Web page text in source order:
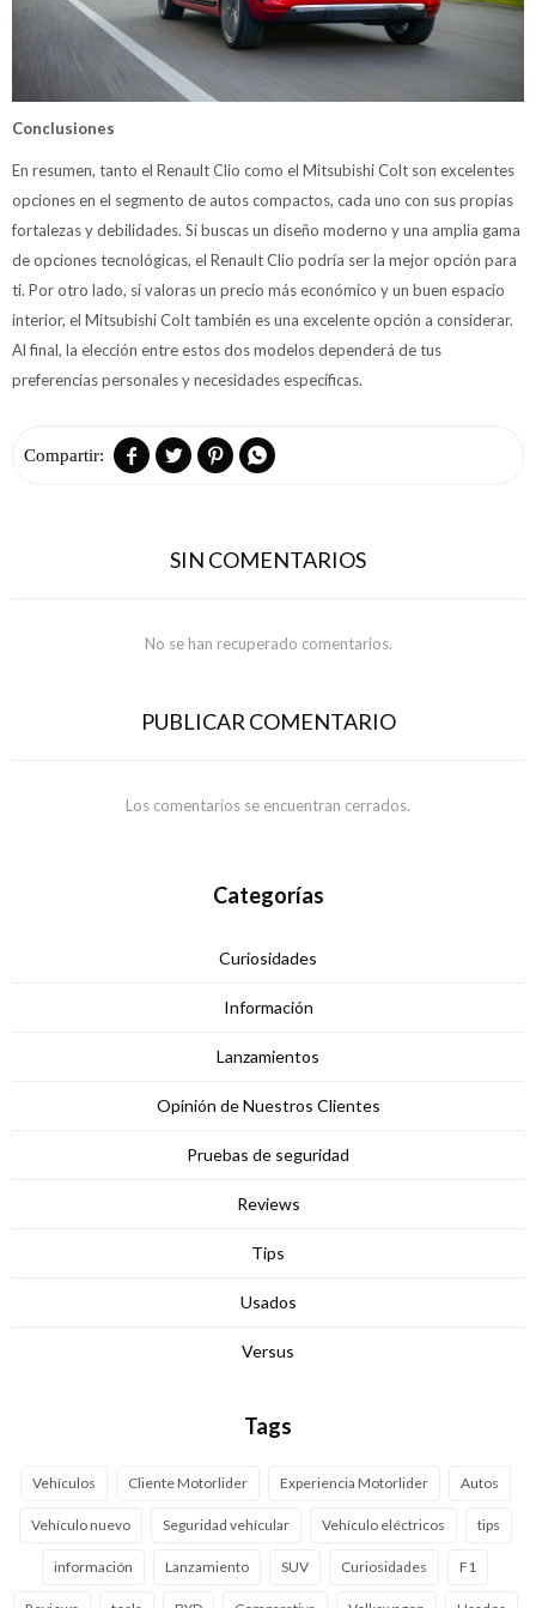
Conclusiones
En resumen, tanto el Renault Clio como el Mitsubishi Colt son excelentes
opciones en el segmento de autos compactos, cada uno con sus propias
fortalezas y debilidades. Si buscas un diseño moderno y una amplia gama
de opciones tecnológicas, el Renault Clio podría ser la mejor opción para
ti. Por otro lado, si valoras un precio más económico y un buen espacio
interior, el Mitsubishi Colt también es una excelente opción a considerar.
Al final, la elección entre estos dos modelos dependerá de tus
preferencias personales y necesidades específicas.
   
SIN COMENTARIOS
No se han recuperado comentarios.
PUBLICAR COMENTARIO
Los comentarios se encuentran cerrados.
Categorías
Curiosidades
Información
Lanzamientos
Opinión de Nuestros Clientes
Pruebas de seguridad
Reviews
Tips
Usados
Versus
Tags
Vehículos Cliente Motorlider Experiencia Motorlider Autos
Vehículo nuevo Seguridad vehícular Vehículo eléctricos tips
información Lanzamiento SUV Curiosidades F1